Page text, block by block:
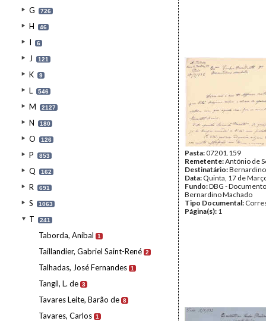
G 726
H 46
I 6
J 121
K 9
L 546
M 2127
N 180
O 126
P 853
Q 162
R 691
S 1063
T 241
Taborda, Aníbal 1
Taillandier, Gabriel Saint-René 2
Talhadas, José Fernandes 1
Tangil, L. de 3
Tavares Leite, Barão de 8
Tavares, Carlos 1
Pasta:07201.159
Remetente:António de
Destinatário:
Data: Quinta, 17 de
Fundo:DBG -
Bernardino Machado
Tipo Documental:
Página(s): 1